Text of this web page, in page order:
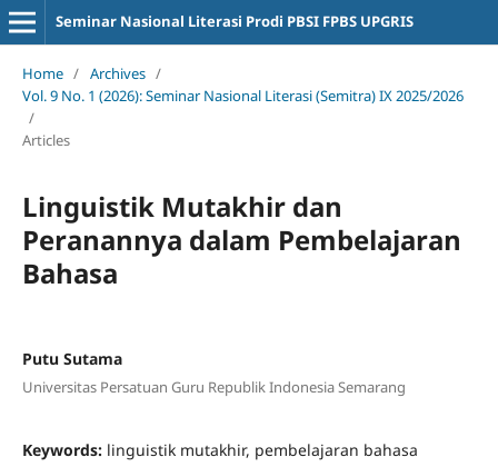
Seminar Nasional Literasi Prodi PBSI FPBS UPGRIS
Home / Archives /
Vol. 9 No. 1 (2026): Seminar Nasional Literasi (Semitra) IX 2025/2026
/
Articles
Linguistik Mutakhir dan
Peranannya dalam Pembelajaran
Bahasa
Putu Sutama
Universitas Persatuan Guru Republik Indonesia Semarang
Keywords: linguistik mutakhir, pembelajaran bahasa